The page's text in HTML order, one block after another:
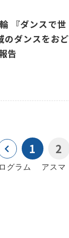
『ダンスで世
のダンスをおど
告
1 2